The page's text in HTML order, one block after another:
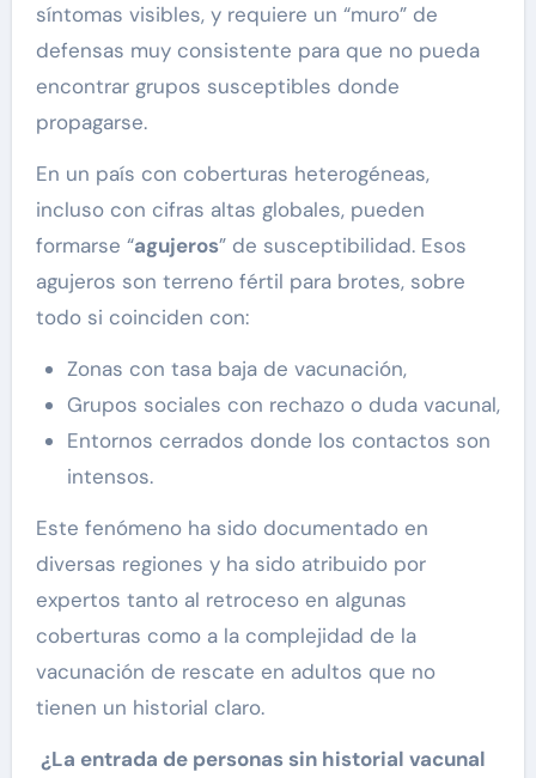
síntomas visibles, y requiere un “muro” de
defensas muy consistente para que no pueda
encontrar grupos susceptibles donde
propagarse.
En un país con coberturas heterogéneas,
incluso con cifras altas globales, pueden
formarse “agujeros” de susceptibilidad. Esos
agujeros son terreno fértil para brotes, sobre
todo si coinciden con:
Zonas con tasa baja de vacunación,
Grupos sociales con rechazo o duda vacunal,
Entornos cerrados donde los contactos son
intensos.
Este fenómeno ha sido documentado en
diversas regiones y ha sido atribuido por
expertos tanto al retroceso en algunas
coberturas como a la complejidad de la
vacunación de rescate en adultos que no
tienen un historial claro.
¿La entrada de personas sin historial vacunal